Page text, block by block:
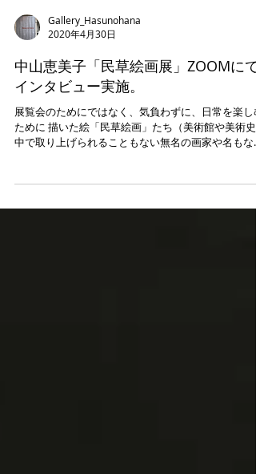
Gallery_Hasunohana
2020年4月30日
中山恵美子「民草絵画展」ZOOMにて
インタビュー実施。
展覧会のためにではなく、気負わずに、日常を楽しむ
ために 描いた絵「民草絵画」たち（美術館や美術史
中で取り上げられることもない無名の画家や名もなき
できない状態なので、...